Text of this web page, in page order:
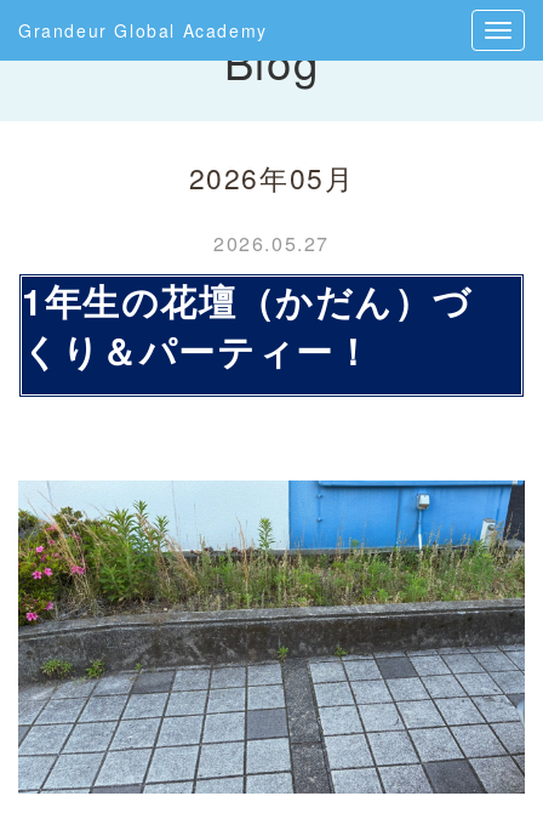
Grandeur Global AcademyBlog
2026年05月
2026.05.27
1年生の花壇（かだん）づ
くり＆パーティー！